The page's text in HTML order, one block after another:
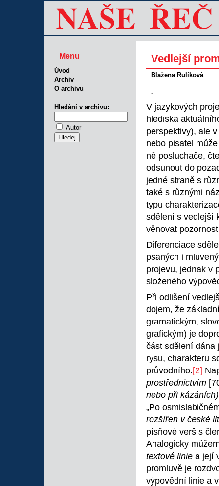
Vedlejší
Blažena Rulíková
-
V jazykových
hlediska
perspektivy), ale
nebo pisatel
ně posluchače,
odsunout do
jedné straně s
také s různými
typu
sdělení s vedlejší
věnovat
Diferenciace
psaných i
projevu, jednak v
složeného
Při odlišení
dojem, že
gramatickým,
grafickým) je
část sdělení dána
rysu, charakteru
průvodního.[2]
prostřednictvím
nebo při
„Po
rozšířen v české
písňové verš s
Analogicky
textové linie a její
promluvě je
výpovědní linie a
Menu
Úvod
Archiv
O archivu
Hledání v archivu:
Autor